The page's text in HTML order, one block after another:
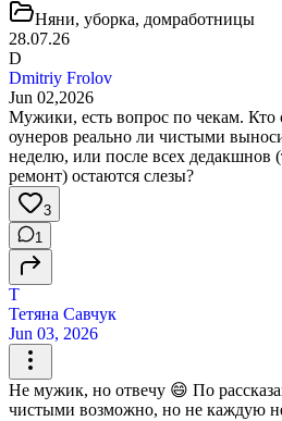
Няни, уборка, домработницы
28.07.26
D
Dmitriy Frolov
Jun 02,2026
Мужики, есть вопрос по чекам. Кто
оунеров реально ли чистыми
неделю, или после всех дедакшнов
ремонт) остаются слезы?
3
1
Т
Тетяна Савчук
Jun 03, 2026
Не мужик, но отвечу 😄 По
чистыми возможно, но не каждую